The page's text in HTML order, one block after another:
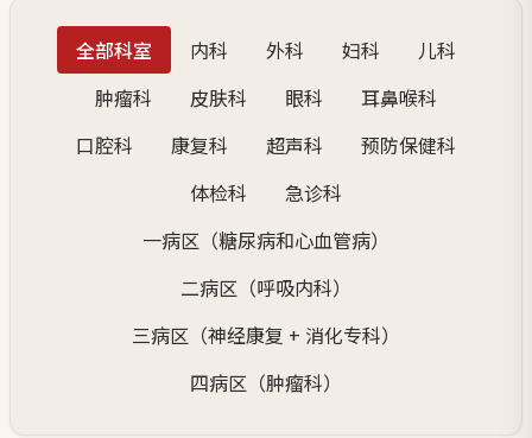
全部科室 内科 外科 妇科
儿科
肿瘤科
皮肤科 眼科
耳鼻喉科
口腔科
康复科 超声科
预防保健科
体检科
急诊科
一病区（糖尿病和心血管病）
二病区（呼吸内科）
三病区（神经康复 + 消化专科）
四病区（肿瘤科）